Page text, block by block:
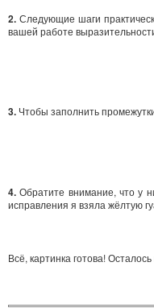
2. Следующие шаги
вашей работе
3. Чтобы заполнить
4. Обратите внимание, что у
исправления я взяла жёлтую
Всё, картинка готова!